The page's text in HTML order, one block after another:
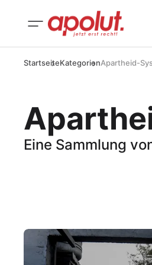
StartseiteKategorienApartheid-
Eine Sammlung